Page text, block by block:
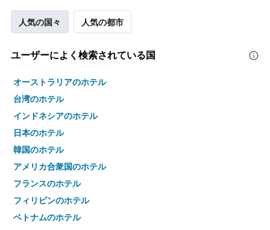
人気の国々 人気の都市
ユーザーによく検索されている国
オーストラリアのホテル
台湾のホテル
インドネシアのホテル
日本のホテル
韓国のホテル
アメリカ合衆国のホテル
フランスのホテル
フィリピンのホテル
ベトナムのホテル